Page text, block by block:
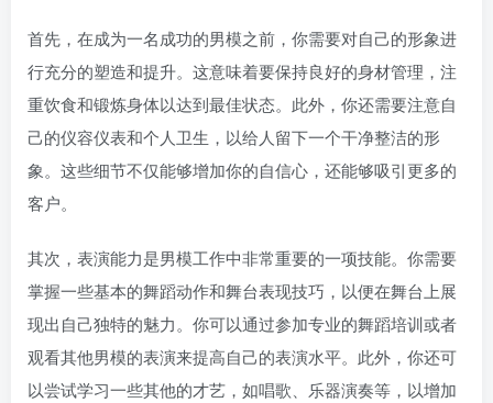
首先，在成为一名成功的男模之前，你需要对自己的形象进
行充分的塑造和提升。这意味着要保持良好的身材管理，注
重饮食和锻炼身体以达到最佳状态。此外，你还需要注意自
己的仪容仪表和个人卫生，以给人留下一个干净整洁的形
象。这些细节不仅能够增加你的自信心，还能够吸引更多的
客户。
其次，表演能力是男模工作中非常重要的一项技能。你需要
掌握一些基本的舞蹈动作和舞台表现技巧，以便在舞台上展
现出自己独特的魅力。你可以通过参加专业的舞蹈培训或者
观看其他男模的表演来提高自己的表演水平。此外，你还可
以尝试学习一些其他的才艺，如唱歌、乐器演奏等，以增加